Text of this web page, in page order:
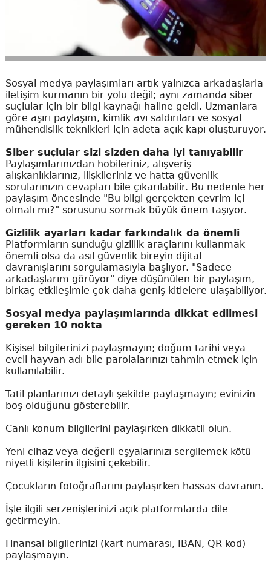
Sosyal medya paylaşımları artık yalnızca arkadaşlarla
iletişim kurmanın bir yolu değil; aynı zamanda siber
suçlular için bir bilgi kaynağı haline geldi. Uzmanlara
göre aşırı paylaşım, kimlik avı saldırıları ve sosyal
mühendislik teknikleri için adeta açık kapı oluşturuyor.
Siber suçlular sizi sizden daha iyi tanıyabilir
Paylaşımlarınızdan hobileriniz, alışveriş
alışkanlıklarınız, ilişkileriniz ve hatta güvenlik
sorularınızın cevapları bile çıkarılabilir. Bu nedenle her
paylaşım öncesinde "Bu bilgi gerçekten çevrim içi
olmalı mı?" sorusunu sormak büyük önem taşıyor.
Gizlilik ayarları kadar farkındalık da önemli
Platformların sunduğu gizlilik araçlarını kullanmak
önemli olsa da asıl güvenlik bireyin dijital
davranışlarını sorgulamasıyla başlıyor. "Sadece
arkadaşlarım görüyor" diye düşünülen bir paylaşım,
birkaç etkileşimle çok daha geniş kitlelere ulaşabiliyor.
Sosyal medya paylaşımlarında dikkat edilmesi
gereken 10 nokta
Kişisel bilgilerinizi paylaşmayın; doğum tarihi veya
evcil hayvan adı bile parolalarınızı tahmin etmek için
kullanılabilir.
Tatil planlarınızı detaylı şekilde paylaşmayın; evinizin
boş olduğunu gösterebilir.
Canlı konum bilgilerini paylaşırken dikkatli olun.
Yeni cihaz veya değerli eşyalarınızı sergilemek kötü
niyetli kişilerin ilgisini çekebilir.
Çocukların fotoğraflarını paylaşırken hassas davranın.
İşle ilgili serzenişlerinizi açık platformlarda dile
getirmeyin.
Finansal bilgilerinizi (kart numarası, IBAN, QR kod)
paylaşmayın.